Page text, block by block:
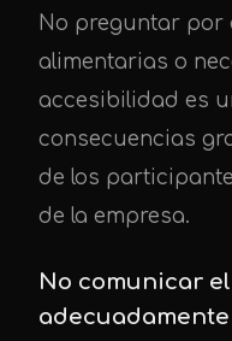
No preguntar por
alimentarias o
accesibilidad es
consecuencias
de los
de la empresa.
No comunicar
adecuadamente